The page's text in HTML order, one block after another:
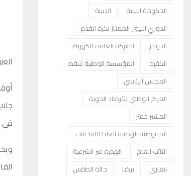
في
الحكومة الليبية
الدبيبة
الدوري الليبي الممتاز لكرة القدم
الدولار
الشركة العامة للكهرباء
الكفرة
المؤسسة الوطنية للنفط
المجلس الرئاسي
المركز الوطني للأرصاد الجوية
المشير حفتر
المفوضية الوطنية العليا للانتخابات
النائب العام
الهجرة غير الشرعية
بنغازي
تركيا
حالة الطقس